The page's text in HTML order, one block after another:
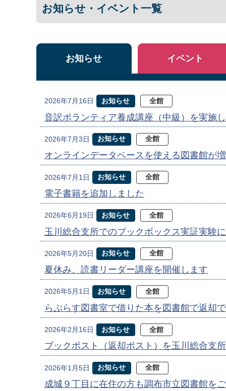
お知らせ・イベント一覧
お知らせ
2026年7月16日 お知らせ 全館
音訳ボランティア養成講座（中級）を実施
2026年7月3日 お知らせ 全館
オンラインデータベースを使える図書館が
2026年7月1日 お知らせ 全館
電子書籍を追加しました
2026年6月19日 お知らせ 全館
玉川総合支所でのブックボックス実証実験
2026年5月20日 お知らせ 全館
夏休み、読書リーダー講座を開催します
2026年5月1日 お知らせ 全館
らぷらす図書室で借りた本を図書館で返却
2026年2月16日 お知らせ 全館
ブックポスト（返却ポスト）を玉川総合支
2026年1月5日 お知らせ 全館
成城９丁目に在住の方も調布市立図書館を
イベント